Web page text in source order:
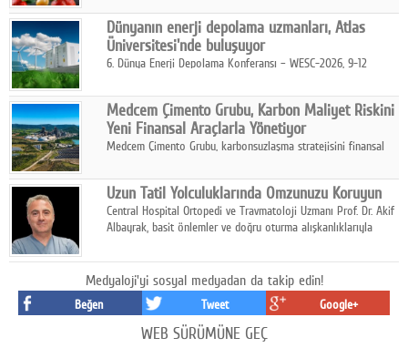
pratik, güvenilir ve lezzetli bir alternatif sunuyor.
Dünyanın enerji depolama uzmanları, Atlas
Üniversitesi'nde buluşuyor
6. Dünya Enerji Depolama Konferansı – WESC-2026, 9-12
sahipliğinde gerçekleştirilecek.
Medcem Çimento Grubu, Karbon Maliyet Riskini
Yeni Finansal Araçlarla Yönetiyor
Medcem Çimento Grubu, karbonsuzlaşma stratejisini finansal
Uzun Tatil Yolculuklarında Omzunuzu Koruyun
Central Hospital Ortopedi ve Travmatoloji Uzmanı Prof. Dr. Akif
Albayrak, basit önlemler ve doğru oturma alışkanlıklarıyla
Medyaloji'yi sosyal medyadan da takip edin!
Beğen Tweet Google+
WEB SÜRÜMÜNE GEÇ